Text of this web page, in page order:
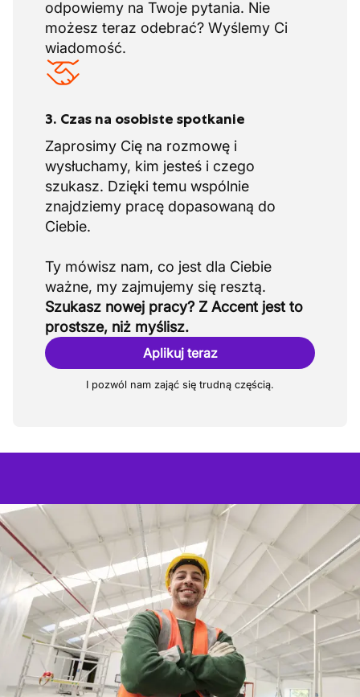
odpowiemy na Twoje pytania. Nie
możesz teraz odebrać? Wyślemy Ci
wiadomość.
3. Czas na osobiste spotkanie
Zaprosimy Cię na rozmowę i
wysłuchamy, kim jesteś i czego
szukasz. Dzięki temu wspólnie
znajdziemy pracę dopasowaną do
Ciebie.
Ty mówisz nam, co jest dla Ciebie
Szukasz nowej pracy? Z Accent jest to
prostsze, niż myślisz.
Aplikuj teraz
I pozwól nam zająć się trudną częścią.